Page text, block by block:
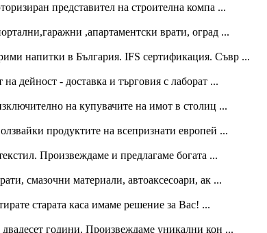
представител на строителна компа ...
,апартаментски врати, оград ...
напитки в България. IFS сертификация. Съвр ...
дейност - доставка и търговия с лаборат ...
на купувачите на имот в столиц ...
продуктите на всепризнати европей ...
Произвеждаме и предлагаме богата ...
смазочни материали, автоаксесоари, ак ...
старата каса имаме решение за Вас! ...
години. Произвеждаме уникални кон ...